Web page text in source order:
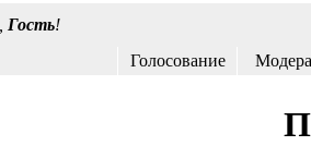
Гость!
Голосование